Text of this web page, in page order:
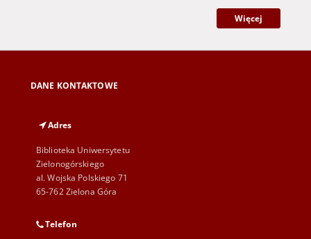
Więcej
DANE KONTAKTOWE
Adres
Biblioteka Uniwersytetu
Zielonogórskiego
al. Wojska Polskiego 71
65-762 Zielona Góra
Telefon